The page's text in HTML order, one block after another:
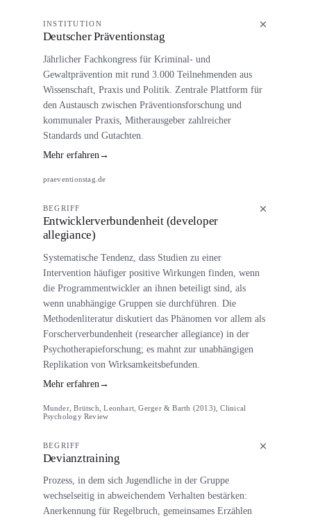
INSTITUTION
Deutscher Präventionstag
Jährlicher Fachkongress für Kriminal- und
Gewaltprävention mit rund 3.000 Teilnehmenden aus
Wissenschaft, Praxis und Politik. Zentrale Plattform für
den Austausch zwischen Präventionsforschung und
kommunaler Praxis, Mitherausgeber zahlreicher
Standards und Gutachten.
Mehr erfahren→
praeventionstag.de
BEGRIFF
Entwicklerverbundenheit (developer
allegiance)
Systematische Tendenz, dass Studien zu einer
Intervention häufiger positive Wirkungen finden, wenn
die Programmentwickler an ihnen beteiligt sind, als
wenn unabhängige Gruppen sie durchführen. Die
Methodenliteratur diskutiert das Phänomen vor allem als
Forscherverbundenheit (researcher allegiance) in der
Psychotherapieforschung; es mahnt zur unabhängigen
Replikation von Wirksamkeitsbefunden.
Mehr erfahren →
Munder, Brütsch, Leonhart, Gerger & Barth (2013), Clinical
Psychology Review
BEGRIFF
Devianztraining
Prozess, in dem sich Jugendliche in der Gruppe
wechselseitig in abweichendem Verhalten bestärken:
Anerkennung für Regelbruch, gemeinsames Erzählen